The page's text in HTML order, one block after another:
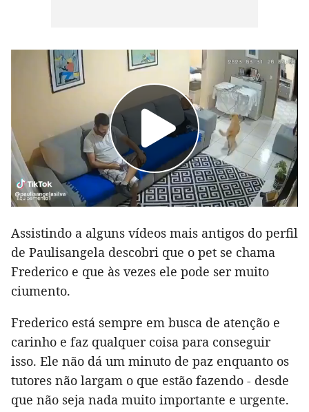
Assistindo a alguns vídeos mais antigos do perfil
de Paulisangela descobri que o pet se chama
Frederico e que às vezes ele pode ser muito
ciumento.
Frederico está sempre em busca de atenção e
carinho e faz qualquer coisa para conseguir
isso. Ele não dá um minuto de paz enquanto os
tutores não largam o que estão fazendo - desde
que não seja nada muito importante e urgente.